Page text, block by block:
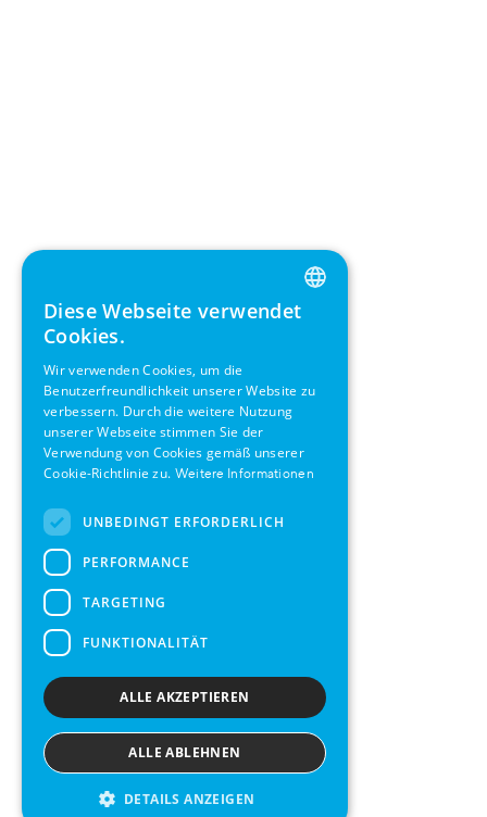
ENGLISH
SWEDISH
Diese Webseite verwendet
Cookies.
Wir verwenden Cookies, um die
Benutzerfreundlichkeit unserer Website zu
verbessern. Durch die weitere Nutzung
unserer Webseite stimmen Sie der
Verwendung von Cookies gemäß unserer
Cookie-Richtlinie zu. Weitere Informationen
UNBEDINGT ERFORDERLICH
PERFORMANCE
TARGETING
FUNKTIONALITÄT
ALLE AKZEPTIEREN
ALLE ABLEHNEN
DETAILS ANZEIGEN